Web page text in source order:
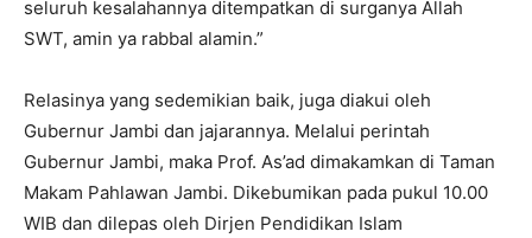
seluruh kesalahannya ditempatkan di surganya Allah
SWT, amin ya rabbal alamin.”
Relasinya yang sedemikian baik, juga diakui oleh
Gubernur Jambi dan jajarannya. Melalui perintah
Gubernur Jambi, maka Prof. As’ad dimakamkan di Taman
Makam Pahlawan Jambi. Dikebumikan pada pukul 10.00
WIB dan dilepas oleh Dirjen Pendidikan Islam